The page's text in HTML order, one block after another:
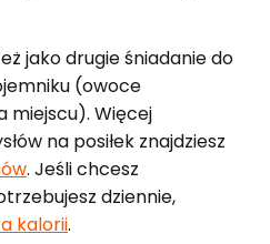
jako drugie śniadanie do
(owoce
miejscu). Więcej
na posiłek znajdziesz
. Jeśli chcesz
dziennie,
kalorii.